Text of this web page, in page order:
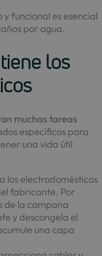
funcional es esencial
por agua.
los
muchas tareas
específicos para
una vida útil
los electrodomésticos
fabricante. Por
de la campana
y descongela el
una capa